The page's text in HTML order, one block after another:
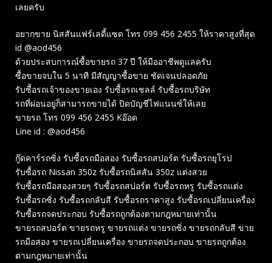
เลยครับ
อยากขาย นิสสันแฟร์เลดี้แซด โทร 099 456 2455 ให้ราคาสูงที่สุด
id @aod456
ด้วยประสบการณ์ซื้อขายรถ 37 ปี ให้มืออาชีพดูแลครับ
ซื้อขายจบใน 5 นาที มีสัญญาซื้อขาย ชัดเจนปลอดภัย
รับซื้อรถเจ้าของขายเอง รับซื้อรถเชลล์ รับซื้อรถบริษัท
รถที่ผ่อนอยู่ก็สามารถขายได้ ปิดบัญชีไฟแนนซ์ให้เลย
ขายรถ โทร 099 456 2455 Kอ๊อด
Line id : @aod456
กู๊ดคาร์รถซิ่ง รับซื้อรถมือสอง รับซื้อรถสปอร์ต รับซื้อรถยุโรป
รับซื้อรถ Nissan 350z รับซื้อรถนิสสัน 350z แต่งสวย
รับซื้อรถมือสองสวยๆ รับซื้อรถสปอร์ต รับซื้อรถหรู รับซื้อรถแต่ง
รับซื้อรถซิ่ง รับซื้อรถกลับสี รับซื้อรถราคาสูง รับซื้อรถเปลี่ยนเครื่อง
รับซื้อรถจดประกอบ รับซื้อรถถูกต้องตามกฎหมายเท่านั้น
ขายรถสปอร์ต ขายรถหรู ขายรถแต่ง ขายรถซิ่ง ขายรถกลับสี ขาย
รถมือสอง ขายรถเปลี่ยนเครื่อง ขายรถจดประกอบ ขายรถถูกต้อง
ตามกฎหมายเท่านั้น